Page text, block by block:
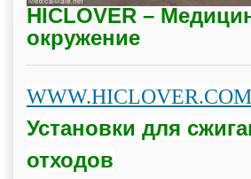
HICLOVER –
окружение
WWW.HICLOVER.COM
Установки для
отходов